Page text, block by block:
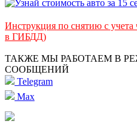
Инструкция по снятию с учета
в ГИБДД)
ТАКЖЕ МЫ РАБОТАЕМ В
СООБЩЕНИЙ
Telegram
Max